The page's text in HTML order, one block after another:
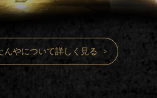
んやについて詳しく見る